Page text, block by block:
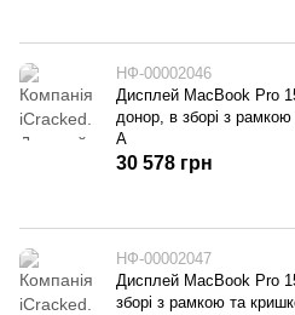
НФ-00002046
Дисплей MacBook Pro
донор, в зборі з
A
30 578 грн
НФ-00002047
Дисплей MacBook Pro
зборі з рамкою та